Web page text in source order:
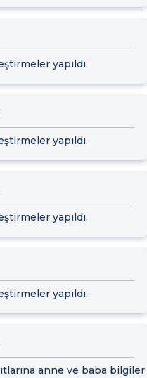
yapıldı.
yapıldı.
yapıldı.
yapıldı.
anne ve baba